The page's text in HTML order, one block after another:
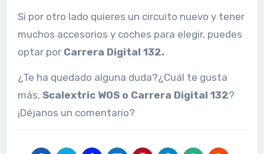
Si por otro lado quieres un circuito nuevo y tener
muchos accesorios y coches para elegir, puedes
optar por Carrera Digital 132.
¿Te ha quedado alguna duda?¿Cuál te gusta
más, Scalextric WOS o Carrera Digital 132?
¡Déjanos un comentario?